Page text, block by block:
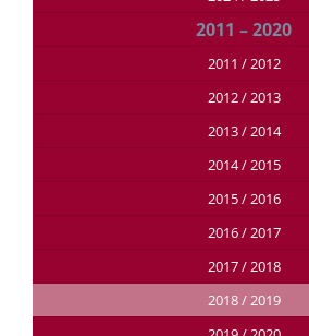
2011 – 2020
2011 / 2012
2012 / 2013
2013 / 2014
2014 / 2015
2015 / 2016
2016 / 2017
2017 / 2018
2018 / 2019